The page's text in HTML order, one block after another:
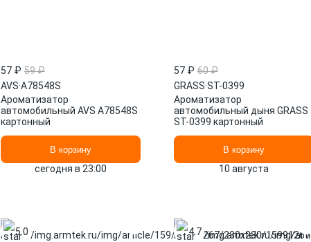
57 ₽ 59 ₽
AVS·A78548S
Ароматизатор
автомобильный AVS A78548S
картонный
В корзину
сегодня в 23:00
57 ₽ 60 ₽
GRASS·ST-0399
Ароматизатор
автомобильный дыня GRASS
ST-0399 картонный
В корзину
10 августа
5.0 4.7